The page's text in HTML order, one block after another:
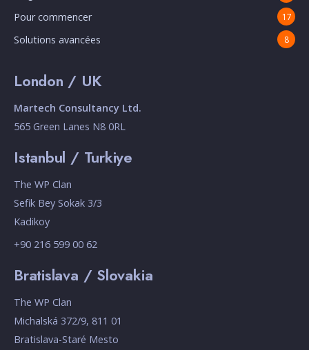
Pour commencer 17
Solutions avancées 8
London / UK
Martech Consultancy Ltd.
565 Green Lanes N8 0RL
Istanbul / Turkiye
The WP Clan
Sefik Bey Sokak 3/3
Kadikoy
+90 216 599 00 62
Bratislava / Slovakia
The WP Clan
Michalská 372/9, 811 01
Bratislava-Staré Mesto